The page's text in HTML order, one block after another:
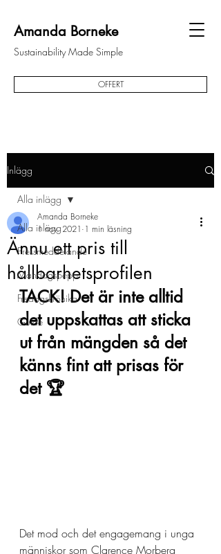
Amanda Borneke
Sustainability Made Simple
OFFERT
Inlägg
Alla inlägg
Pressmeddelande
Måndagspepp
Fredagskrönika
Guide
Alla inlägg
Ännu ett pris till
hållbarhetsprofilen
Amanda Borneke
1 nov. 2021 1 min läsning
TACK! Det är inte alltid
det uppskattas att sticka
ut från mängden så det
känns fint att prisas för
det 🏆
Det mod och det engagemang i unga
människor som Clarence Morberg